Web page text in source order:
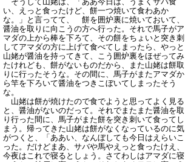
い、えっと食ったけど、餅一つ焼いて食わあか
な。」と言ってて、 餅を囲炉裏に焼いておいて、
醤油を取りに向こうの方へ行った。それで馬子がア
マダの上から棒を下ろて、その餅をちょいと突き刺
してアマダの方に上げて食べてしまったら、やっと
山姥が醤油を持ってきて、こう囲炉裏をほぜってみ
たけれども、餅がないものだから、また山姥は餅取
りに行ったそうな。その間に、馬子がまたアマダか
ら竿を下ろいて醤油をつきこぼいてしまったそう
な。
山姥は餅が焼けたので食でようと思ってよく見る
と、醤油がないのだって。それでまたまた醤油を取
り行った間に、馬子がまた餅を突き刺いて食ってし
まう。帰ってきた山姥は餅がなくなっているのに気
がつくと、「ああい、なんぼしても今日はえらいこ
った。だけどまあ、サバや馬やえっと食ったけえ、
今夜はこれで寝るとしょう。さてわしはアマダに寝